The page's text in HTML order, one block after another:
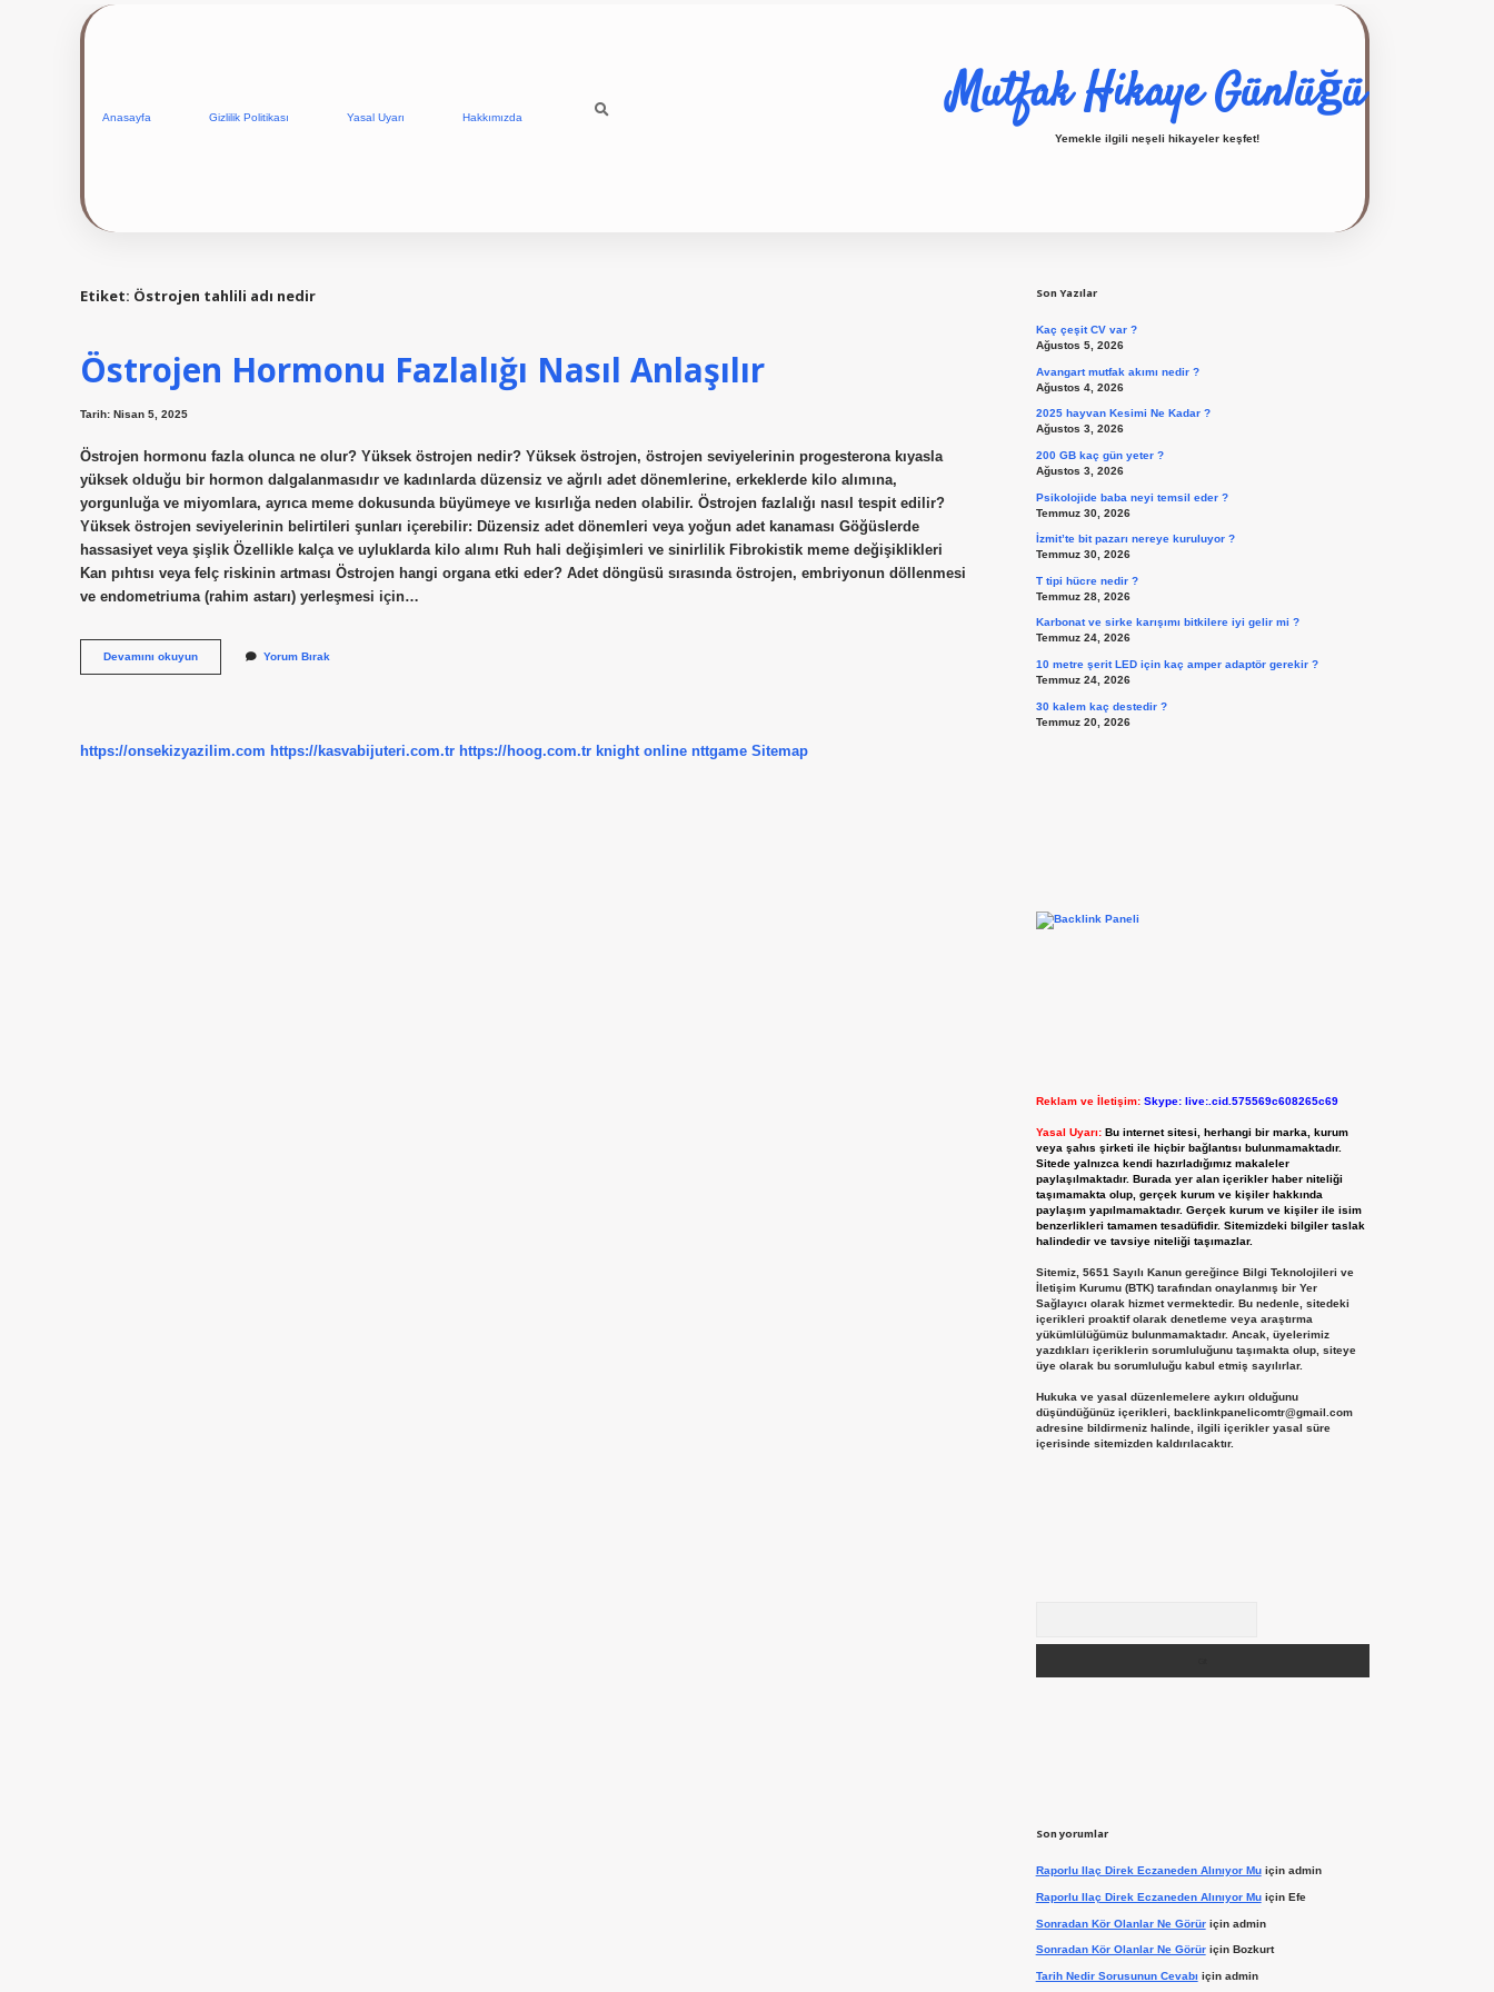
Anasayfa Gizlilik Politikası Yasal Uyarı Hakkımızda Mutfak Hikaye Günlüğü
Yemekle ilgili neşeli hikayeler keşfet!
Etiket: Östrojen tahlili adı nedir
Östrojen Hormonu Fazlalığı Nasıl Anlaşılır
Tarih: Nisan 5, 2025
Östrojen hormonu fazla olunca ne olur? Yüksek östrojen nedir? Yüksek östrojen, östrojen seviyelerinin progesterona kıyasla
yüksek olduğu bir hormon dalgalanmasıdır ve kadınlarda düzensiz ve ağrılı adet dönemlerine, erkeklerde kilo alımına,
yorgunluğa ve miyomlara, ayrıca meme dokusunda büyümeye ve kısırlığa neden olabilir. Östrojen fazlalığı nasıl tespit edilir?
Yüksek östrojen seviyelerinin belirtileri şunları içerebilir: Düzensiz adet dönemleri veya yoğun adet kanaması Göğüslerde
hassasiyet veya şişlik Özellikle kalça ve uyluklarda kilo alımı Ruh hali değişimleri ve sinirlilik Fibrokistik meme değişiklikleri
Kan pıhtısı veya felç riskinin artması Östrojen hangi organa etki eder? Adet döngüsü sırasında östrojen, embriyonun döllenmesi
ve endometriuma (rahim astarı) yerleşmesi için…
Devamını okuyunÖstrojen
Hormonu
Yorum Bırak
https://onsekizyazilim.com https://kasvabijuteri.com.tr https://hoog.com.tr knight online nttgame Sitemap
Son Yazılar
Kaç çeşit CV var ?
Ağustos 5, 2026
Avangart mutfak akımı nedir ?
Ağustos 4, 2026
2025 hayvan Kesimi Ne Kadar ?
Ağustos 3, 2026
200 GB kaç gün yeter ?
Ağustos 3, 2026
Psikolojide baba neyi temsil eder ?
Temmuz 30, 2026
İzmit’te bit pazarı nereye kuruluyor ?
Temmuz 30, 2026
T tipi hücre nedir ?
Temmuz 28, 2026
Karbonat ve sirke karışımı bitkilere iyi gelir mi ?
Temmuz 24, 2026
10 metre şerit LED için kaç amper adaptör gerekir ?
Temmuz 24, 2026
30 kalem kaç destedir ?
Temmuz 20, 2026
Reklam ve İletişim: Skype: live:.cid.575569c608265c69
Yasal Uyarı: Bu internet sitesi, herhangi bir marka, kurum
veya şahıs şirketi ile hiçbir bağlantısı bulunmamaktadır.
Sitede yalnızca kendi hazırladığımız makaleler
paylaşılmaktadır. Burada yer alan içerikler haber niteliği
taşımamakta olup, gerçek kurum ve kişiler hakkında
paylaşım yapılmamaktadır. Gerçek kurum ve kişiler ile isim
benzerlikleri tamamen tesadüfidir. Sitemizdeki bilgiler taslak
halindedir ve tavsiye niteliği taşımazlar.
Sitemiz, 5651 Sayılı Kanun gereğince Bilgi Teknolojileri ve
İletişim Kurumu (BTK) tarafından onaylanmış bir Yer
Sağlayıcı olarak hizmet vermektedir. Bu nedenle, sitedeki
içerikleri proaktif olarak denetleme veya araştırma
yükümlülüğümüz bulunmamaktadır. Ancak, üyelerimiz
yazdıkları içeriklerin sorumluluğunu taşımakta olup, siteye
üye olarak bu sorumluluğu kabul etmiş sayılırlar.
Hukuka ve yasal düzenlemelere aykırı olduğunu
düşündüğünüz içerikleri, backlinkpanelicomtr@gmail.com
adresine bildirmeniz halinde, ilgili içerikler yasal süre
içerisinde sitemizden kaldırılacaktır.
Son yorumlar
Raporlu Ilaç Direk Eczaneden Alınıyor Muiçin admin
Raporlu Ilaç Direk Eczaneden Alınıyor Muiçin Efe
Sonradan Kör Olanlar Ne Görüriçin admin
Sonradan Kör Olanlar Ne Görüriçin Bozkurt
Tarih Nedir Sorusunun Cevabı için admin